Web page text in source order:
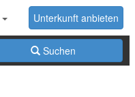
Unterkunft anbieten
Suchen